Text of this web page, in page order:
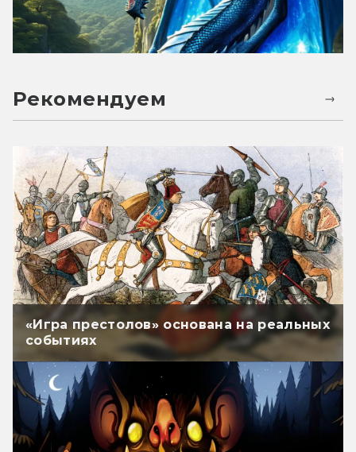
Рекомендуем
«Игра престолов» основана на реальных
событиях